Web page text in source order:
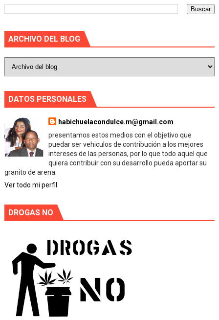
ARCHIVO DEL BLOG
DATOS PERSONALES
habichuelacondulce.m@gmail.com
presentamos estos medios con el objetivo que
puedar ser vehiculos de contribución a los mejores
intereses de las personas, por lo que todo aquel que
quiera contribuir con su desarrollo pueda aportar su
granito de arena.
Ver todo mi perfil
DROGAS NO